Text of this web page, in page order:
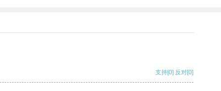
支持[0] 反对[0]